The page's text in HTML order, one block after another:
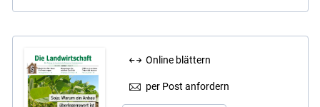
Online blättern
per Post anfordern